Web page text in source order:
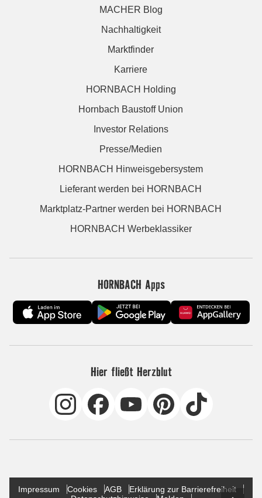
MACHER Blog
Nachhaltigkeit
Marktfinder
Karriere
HORNBACH Holding
Hornbach Baustoff Union
Investor Relations
Presse/Medien
HORNBACH Hinweisgebersystem
Lieferant werden bei HORNBACH
Marktplatz-Partner werden bei HORNBACH
HORNBACH Werbeklassiker
HORNBACH Apps
Hier fließt Herzblut
Impressum Cookies AGB
Erklärung zur Barrierefreiheit